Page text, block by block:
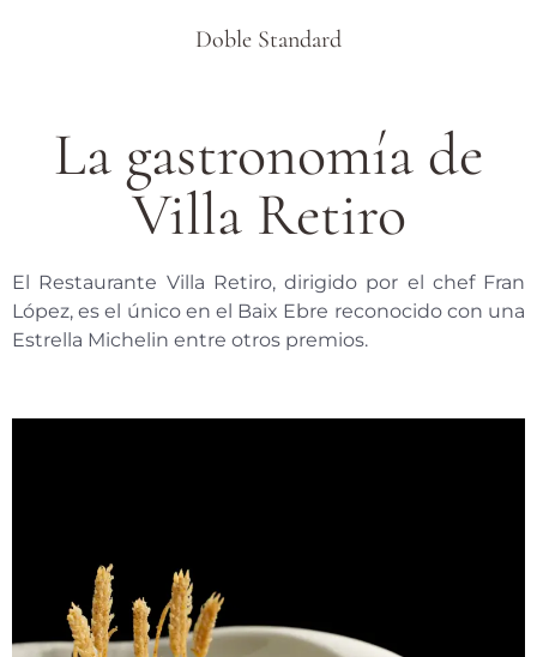
Doble Standard
La gastronomía de
Villa Retiro
El Restaurante Villa Retiro, dirigido por el chef Fran
López, es el único en el Baix Ebre reconocido con una
Estrella Michelin entre otros premios.